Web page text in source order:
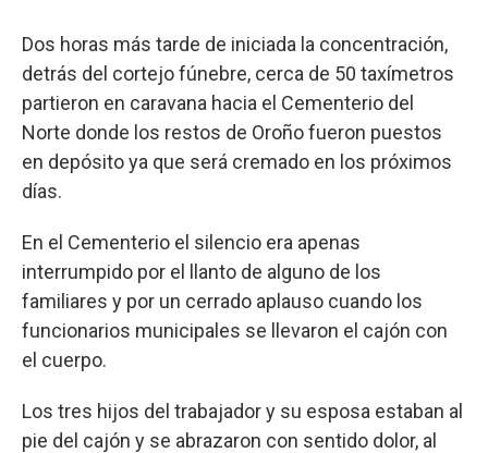
Dos horas más tarde de iniciada la concentración,
detrás del cortejo fúnebre, cerca de 50 taxímetros
partieron en caravana hacia el Cementerio del
Norte donde los restos de Oroño fueron puestos
en depósito ya que será cremado en los próximos
días.
En el Cementerio el silencio era apenas
interrumpido por el llanto de alguno de los
familiares y por un cerrado aplauso cuando los
funcionarios municipales se llevaron el cajón con
el cuerpo.
Los tres hijos del trabajador y su esposa estaban al
pie del cajón y se abrazaron con sentido dolor, al